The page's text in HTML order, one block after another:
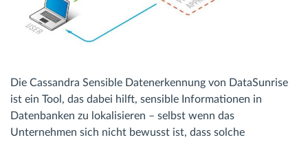
Die Cassandra Sensible Datenerkennung von DataSunrise
ist ein Tool, das dabei hilft, sensible Informationen in
Datenbanken zu lokalisieren – selbst wenn das
Unternehmen sich nicht bewusst ist, dass solche